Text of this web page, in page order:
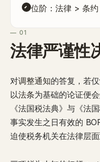
位阶 ：法律 > 条
— 01
法律严谨性
对调整通知的答复，若
以法条为基础的论证便
《法国税法典》与《法
事实发生之日有效的
迫使税务机关在法律层面